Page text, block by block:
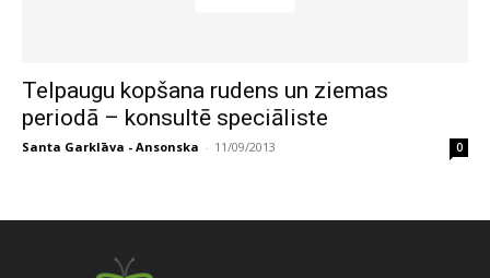
Telpaugu kopšana rudens un ziemas
periodā – konsultē speciāliste
Santa Garklāva - Ansonska - 11/09/2013 0